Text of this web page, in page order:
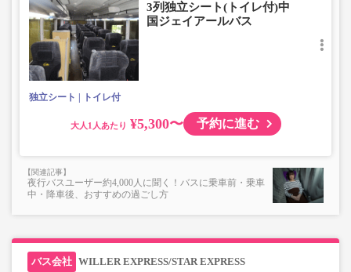
3列独立シート(トイレ付)中
国ジェイアールバス
独立シート トイレ付
大人 ¥5,300〜 予約に進む
夜行バスユーザー約4,000人に聞く！バスに乗車前・乗車
中・降車後、おすすめの過ごし方
WILLER EXPRESS/STAR EXPRESS